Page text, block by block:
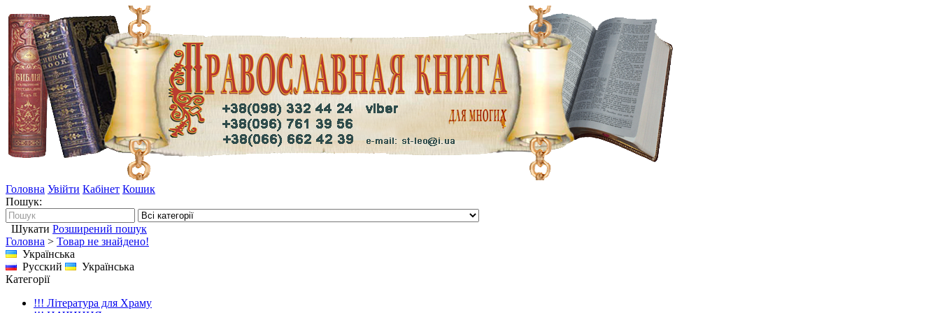
Головна Увійти Кабінет Кошик
Пошук:
Шукати Розширений пошук
Головна > Товар не знайдено!
Українська
Русский
Українська
Категорії
!!! Література для Храму